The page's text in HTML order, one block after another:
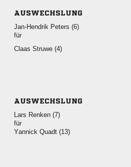
AUSWECHSLUNG
  
für
  
AUSWECHSLUNG
  
für
  